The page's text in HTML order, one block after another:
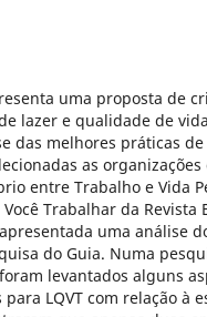
uma proposta de
lazer e qualidade de
das melhores práticas
as
entre Trabalho e Vida
Trabalhar da Revista
uma análise
do Guia. Numa
levantados alguns
LQVT com relação à